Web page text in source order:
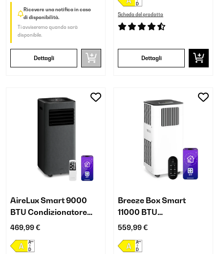
Ricevere una notifica in caso
di disponibilità.
Ti avviseremo quando sarà
disponibile.
Dettagli
Scheda del prodotto
Dettagli
AireLux Smart 9000
BTU Condizionatore
Portatile Grigio Scuro
469,99 €
Breeze Box Smart
11000 BTU
Condizionatore
559,99 €